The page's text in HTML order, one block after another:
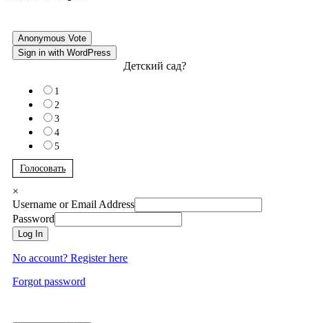
Anonymous Vote
Sign in with WordPress
Детский сад?
1
2
3
4
5
Голосовать
×
Username or Email Address
Password
Log In
No account? Register here
Forgot password